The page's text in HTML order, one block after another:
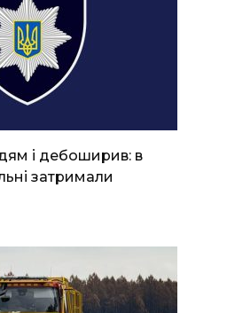
і дебоширив: в
затримали